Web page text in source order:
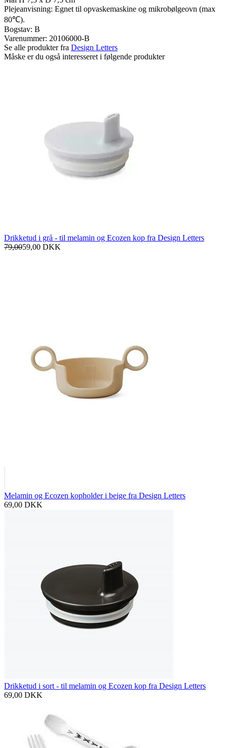
Plejeanvisning: Egnet til opvaskemaskine og mikrobølgeovn (max
80℃).
Bogstav: B
Varenummer: 20106000-B
Se alle produkter fra Design Letters
Måske er du også interesseret i følgende produkter
Drikketud i grå - til melamin og Ecozen kop fra Design Letters
79,0059,00 DKK
Melamin og Ecozen kopholder i beige fra Design Letters
69,00 DKK
Drikketud i sort - til melamin og Ecozen kop fra Design Letters
69,00 DKK